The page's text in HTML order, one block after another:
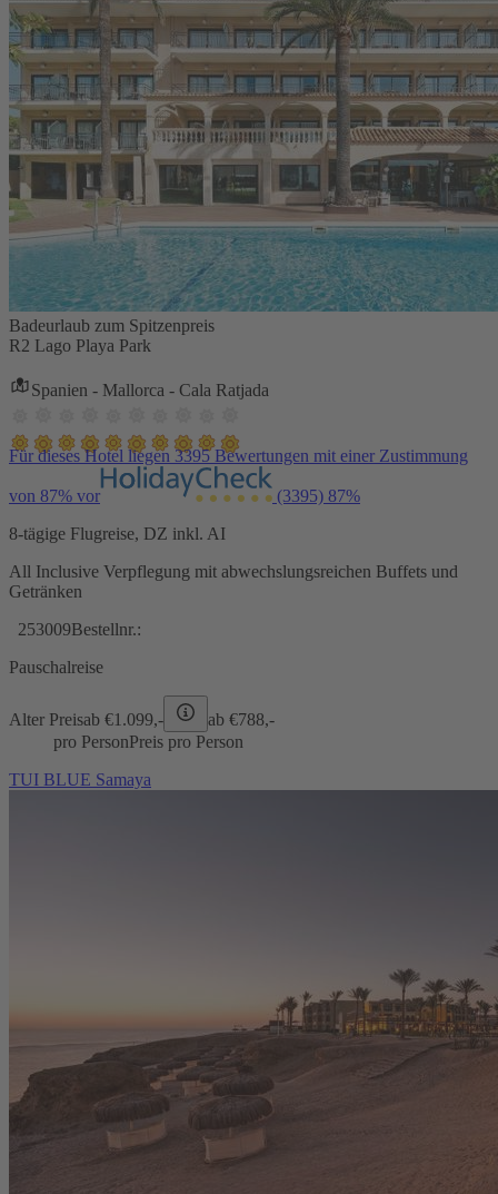
Badeurlaub zum Spitzenpreis
R2 Lago Playa Park
Spanien - Mallorca - Cala Ratjada
Für dieses Hotel liegen 3395 Bewertungen mit einer Zustimmung
von 87% vor (3395) 87%
8-tägige Flugreise, DZ inkl. AI
All Inclusive Verpflegung mit abwechslungsreichen Buffets und
Getränken
253009Bestellnr.:
Pauschalreise
Alter Preisab €1.099,- ab €788,-
pro PersonPreis pro Person
TUI BLUE Samaya